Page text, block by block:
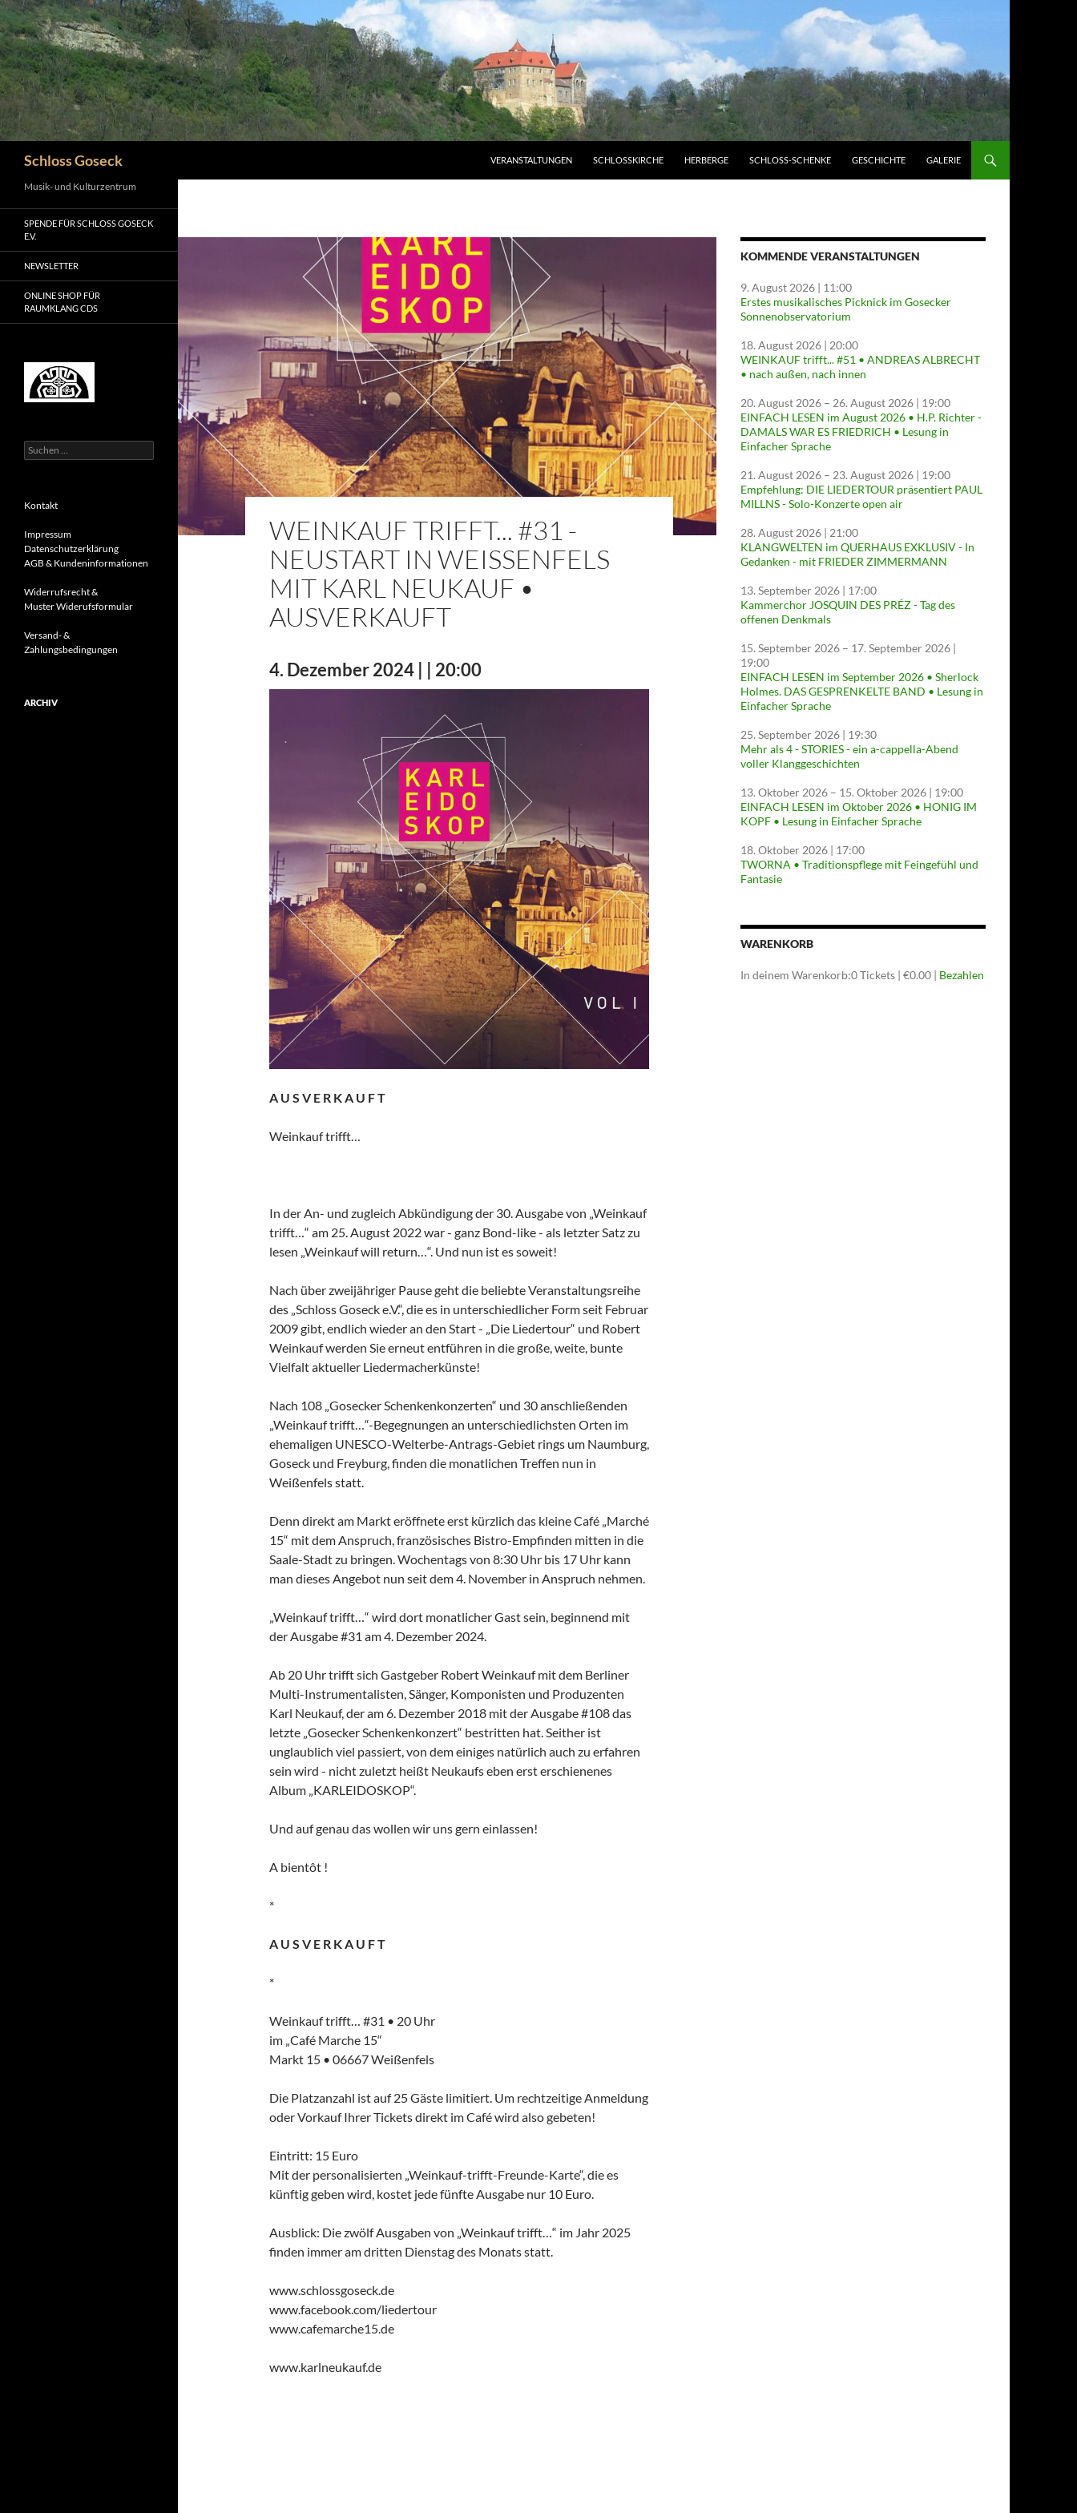
Zum
Inhalt
springen
Schloss Goseck VERANSTALTUNGEN SCHLOSSKIRCHE HERBERGE SCHLOSS-SCHENKE GESCHICHTE GALERIE
WEINKAUF TRIFFT... #31 -
NEUSTART IN WEISSENFELS M
IT KARL NEUKAUF •
AUSVERKAUFT
4. Dezember 2024 | | 20:00
A U S V E R K A U F T
Weinkauf trifft…
In der An- und zugleich Abkündigung der 30. Ausgabe von „Weinkauf
trifft…“ am 25. August 2022 war - ganz Bond-like - als letzter Satz zu
lesen „Weinkauf will return…“. Und nun ist es soweit!
Nach über zweijähriger Pause geht die beliebte Veranstaltungsreihe
des „Schloss Goseck e.V.“, die es in unterschiedlicher Form seit Februar
2009 gibt, endlich wieder an den Start - „Die Liedertour“ und Robert
Weinkauf werden Sie erneut entführen in die große, weite, bunte
Vielfalt aktueller Liedermacherkünste!
Nach 108 „Gosecker Schenkenkonzerten“ und 30 anschließenden
„Weinkauf trifft…“-Begegnungen an unterschiedlichsten Orten im
ehemaligen UNESCO-Welterbe-Antrags-Gebiet rings um Naumburg,
Goseck und Freyburg, finden die monatlichen Treffen nun in
Weißenfels statt.
Denn direkt am Markt eröffnete erst kürzlich das kleine Café „Marché
15“ mit dem Anspruch, französisches Bistro-Empfinden mitten in die
Saale-Stadt zu bringen. Wochentags von 8:30 Uhr bis 17 Uhr kann
man dieses Angebot nun seit dem 4. November in Anspruch nehmen.
„Weinkauf trifft…“ wird dort monatlicher Gast sein, beginnend mit
der Ausgabe #31 am 4. Dezember 2024.
Ab 20 Uhr trifft sich Gastgeber Robert Weinkauf mit dem Berliner
Multi-Instrumentalisten, Sänger, Komponisten und Produzenten
Karl Neukauf, der am 6. Dezember 2018 mit der Ausgabe #108 das
letzte „Gosecker Schenkenkonzert“ bestritten hat. Seither ist
unglaublich viel passiert, von dem einiges natürlich auch zu erfahren
sein wird - nicht zuletzt heißt Neukaufs eben erst erschienenes
Album „KARLEIDOSKOP“.
Und auf genau das wollen wir uns gern einlassen!
A bientôt !
*
A U S V E R K A U F T
*
Weinkauf trifft… #31 • 20 Uhr
im „Café Marche 15“
Markt 15 • 06667 Weißenfels
Die Platzanzahl ist auf 25 Gäste limitiert. Um rechtzeitige Anmeldung
oder Vorkauf Ihrer Tickets direkt im Café wird also gebeten!
Eintritt: 15 Euro
Mit der personalisierten „Weinkauf-trifft-Freunde-Karte“, die es
künftig geben wird, kostet jede fünfte Ausgabe nur 10 Euro.
Ausblick: Die zwölf Ausgaben von „Weinkauf trifft…“ im Jahr 2025
finden immer am dritten Dienstag des Monats statt.
www.schlossgoseck.de
www.facebook.com/liedertour
www.cafemarche15.de
www.karlneukauf.de
KOMMENDE VERANSTALTUNGEN
9. August 2026 | 11:00
Erstes musikalisches Picknick im Gosecker
Sonnenobservatorium
18. August 2026 | 20:00
WEINKAUF trifft... #51 • ANDREAS ALBRECHT
• nach außen, nach innen
20. August 2026 – 26. August 2026 | 19:00
EINFACH LESEN im August 2026 • H.P. Richter -
DAMALS WAR ES FRIEDRICH • Lesung in
Einfacher Sprache
21. August 2026 – 23. August 2026 | 19:00
Empfehlung: DIE LIEDERTOUR präsentiert PAUL
MILLNS - Solo-Konzerte open air
28. August 2026 | 21:00
KLANGWELTEN im QUERHAUS EXKLUSIV - In
Gedanken - mit FRIEDER ZIMMERMANN
13. September 2026 | 17:00
Kammerchor JOSQUIN DES PRÉZ - Tag des
offenen Denkmals
15. September 2026 – 17. September 2026 |
19:00
EINFACH LESEN im September 2026 • Sherlock
Holmes. DAS GESPRENKELTE BAND • Lesung in
Einfacher Sprache
25. September 2026 | 19:30
Mehr als 4 - STORIES - ein a-cappella-Abend
voller Klanggeschichten
13. Oktober 2026 – 15. Oktober 2026 | 19:00
EINFACH LESEN im Oktober 2026 • HONIG IM
KOPF • Lesung in Einfacher Sprache
18. Oktober 2026 | 17:00
TWORNA • Traditionspflege mit Feingefühl und
Fantasie
WARENKORB
In deinem Warenkorb:0Tickets | €0.00 | Bezahlen
Musik- und Kulturzentrum
SPENDE FÜR SCHLOSS GOSECK
E.V.
NEWSLETTER
ONLINE SHOP FÜR
RAUMKLANG CDS
Suchen
nach:
Kontakt
Impressum
Datenschutzerklärung
AGB & Kundeninformationen
Widerrufsrecht &
Muster Widerufsformular
Versand- &
Zahlungsbedingungen
ARCHIV